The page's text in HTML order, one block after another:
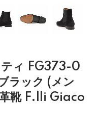
ティ FG373-0
ラック (メン
靴 F.lli Giaco